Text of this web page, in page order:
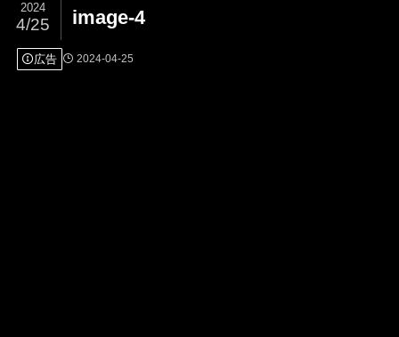
image-4
2024
4/25
広告 2024-04-25